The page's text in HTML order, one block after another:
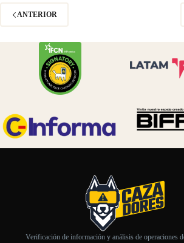
ANTERIOR
Verificación de información y análisis de operaciones